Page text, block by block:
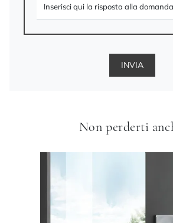
INVIA
Non perderti